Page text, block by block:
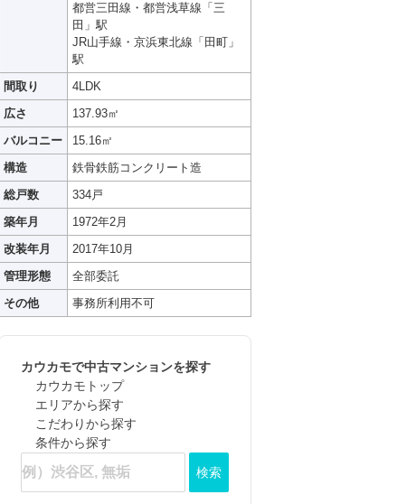
都営三田線・都営浅草線「三
田」駅
JR山手線・京浜東北線「田町」
駅
間取り
4LDK
広さ
137.93㎡
バルコニー
15.16㎡
構造
鉄骨鉄筋コンクリート造
総戸数
334戸
築年月
1972年2月
改装年月
2017年10月
管理形態
全部委託
その他
事務所利用不可
カウカモで中古マンションを探す
カウカモトップ
エリアから探す
こだわりから探す
条件から探す
検索